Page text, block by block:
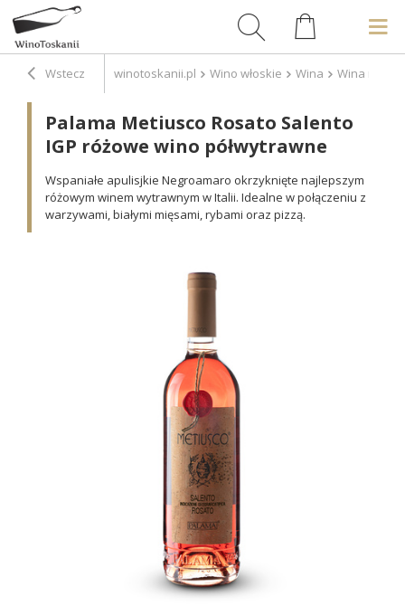
Wstecz winotoskanii.pl Wino włoskie Wina Wina
Palama Metiusco Rosato Salento
IGP różowe wino półwytrawne
Wspaniałe apulisjkie Negroamaro okrzyknięte najlepszym
różowym winem wytrawnym w Italii. Idealne w połączeniu z
warzywami, białymi mięsami, rybami oraz pizzą.